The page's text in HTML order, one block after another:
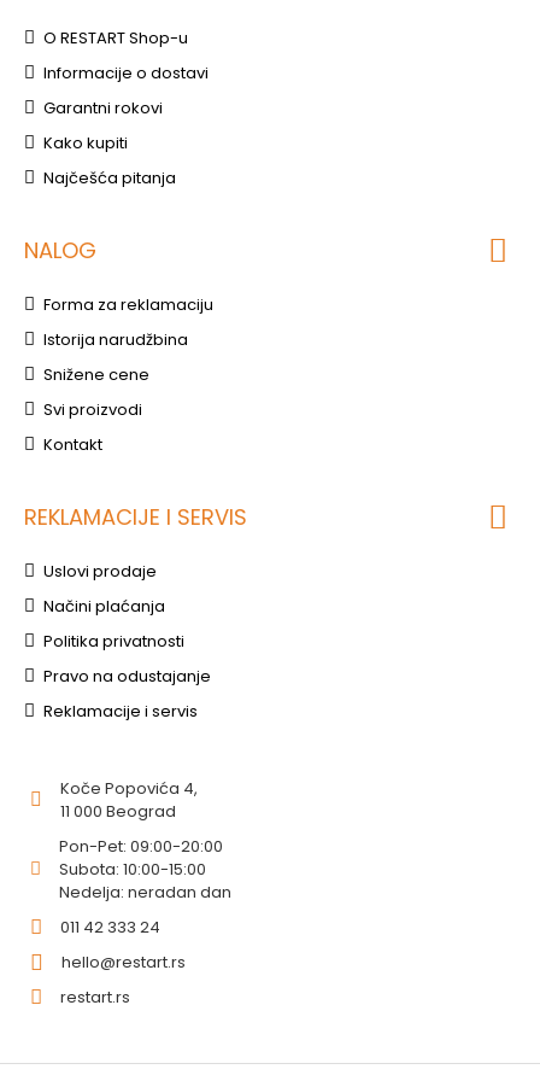
O RESTART Shop-u
Informacije o dostavi
Garantni rokovi
Kako kupiti
Najčešća pitanja
NALOG
Forma za reklamaciju
Istorija narudžbina
Snižene cene
Svi proizvodi
Kontakt
REKLAMACIJE I SERVIS
Uslovi prodaje
Načini plaćanja
Politika privatnosti
Pravo na odustajanje
Reklamacije i servis
Koče Popovića 4,
11 000 Beograd
Pon-Pet: 09:00-20:00
Subota: 10:00-15:00
Nedelja: neradan dan
011 42 333 24
hello@restart.rs
restart.rs